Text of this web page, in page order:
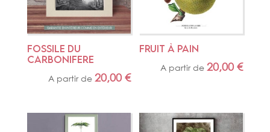
FOSSILE DU
CARBONIFERE
A partir de 20,00 €
FRUIT À PAIN
A partir de 20,00€